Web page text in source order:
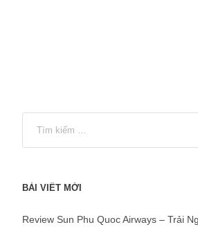
BÀI VIẾT MỚI
Review Sun Phu Quoc Airways – Trải